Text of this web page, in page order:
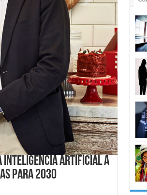
Inteligencia Artificial a
para 2030